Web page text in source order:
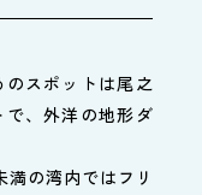
スポットは尾之
、外洋の地形ダ
の湾内ではフリ